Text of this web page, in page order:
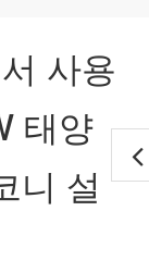
사용
태양
니 설